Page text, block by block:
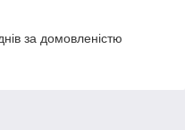
за домовленістю